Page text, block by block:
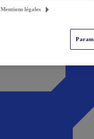
Mentions légales